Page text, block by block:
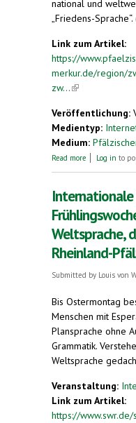
national und
„Friedens-Sprache“.
Link zum Artikel:
https://
merkur.de/region/
zw...(link is external)
Veröffentlichung:
Medientyp:
Medium:
Read more about
Log in to
Weltsprache,
Rheinland-
Submitted by Louis von
Bis Ostermontag
Menschen mit
Plansprache ohne
Grammatik.
Weltsprache
Veranstaltung:
Link zum Artikel:
https://